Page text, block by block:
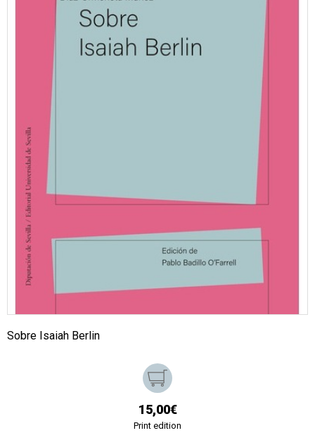
Sobre Isaiah Berlin
15,00€
Print edition